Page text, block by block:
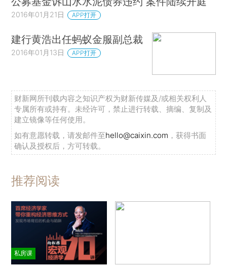
2016年01月21日 APP打开
建行黄浩出任蚂蚁金服副总裁
2016年01月13日 APP打开
财新网所刊载内容之知识产权为财新传媒及/或相关权利人
专属所有或持有。未经许可，禁止进行转载、摘编、复制及
建立镜像等任何使用。
如有意愿转载，请发邮件至hello@caixin.com ，获得书面
确认及授权后，方可转载。
推荐阅读
私房课